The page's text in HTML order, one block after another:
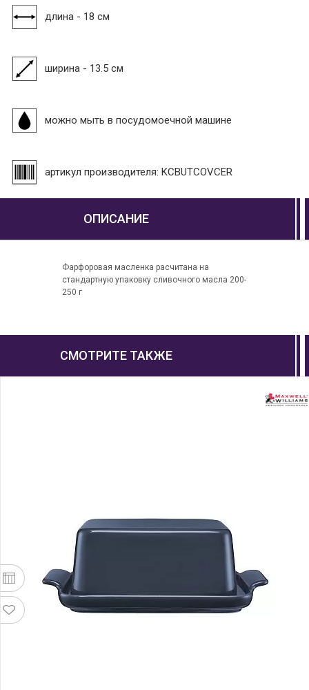
длина - 18 см
ширина - 13.5 см
можно мыть в посудомоечной машине
артикул производителя: KCBUTCOVCER
ОПИСАНИЕ
Фарфоровая масленка расчитана на
стандартную упаковку сливочного масла 200-
250 г
СМОТРИТЕ ТАКЖЕ